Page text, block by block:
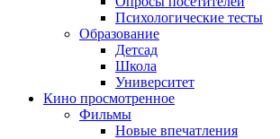
Психологические тесты
Образование
Детсад
Школа
Университет
Кино просмотренное
Фильмы
Новые впечатления